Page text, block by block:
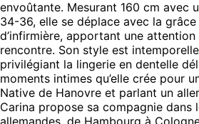
envoûtante. Mesurant 160 cm avec
34-36, elle se déplace avec la
d’infirmière, apportant une
rencontre. Son style est
privilégiant la lingerie en dentelle
moments intimes qu’elle crée pour
Native de Hanovre et parlant un
Carina propose sa compagnie dans
allemandes, de Hambourg à